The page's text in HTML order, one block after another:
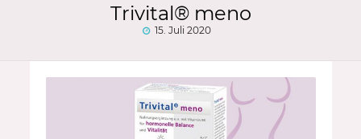
Trivital® meno
15. Juli 2020